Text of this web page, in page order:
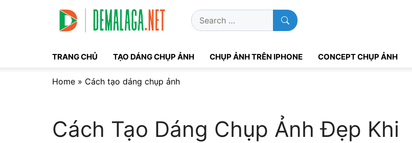
Search
for:
TRANG CHỦ TẠO DÁNG CHỤP ẢNH CHỤP ẢNH TRÊN IPHONE CONCEPT CHỤP ẢNH
Home » Cách tạo dáng chụp ảnh
Cách Tạo Dáng Chụp Ảnh Đẹp Khi